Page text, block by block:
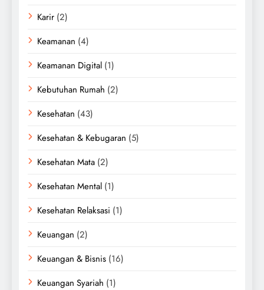
Karir (2)
Keamanan (4)
Keamanan Digital (1)
Kebutuhan Rumah (2)
Kesehatan (43)
Kesehatan & Kebugaran (5)
Kesehatan Mata (2)
Kesehatan Mental (1)
Kesehatan Relaksasi (1)
Keuangan (2)
Keuangan & Bisnis (16)
Keuangan Syariah (1)